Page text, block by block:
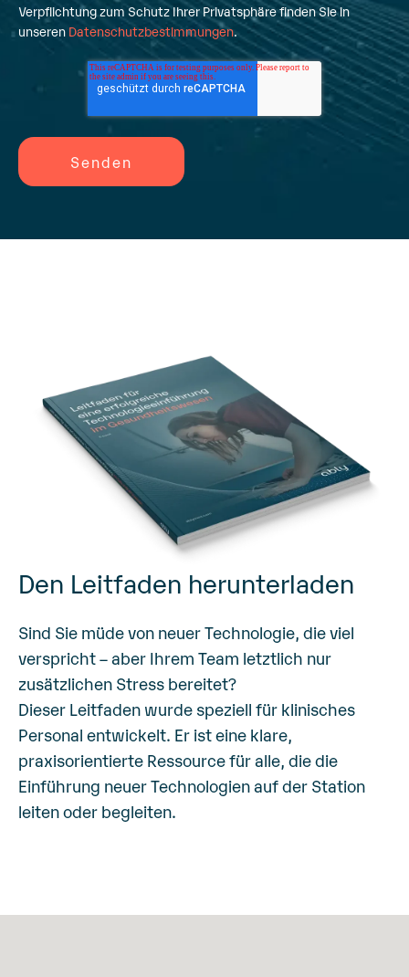
Verpflichtung zum Schutz Ihrer Privatsphäre finden Sie in
unseren Datenschutzbestimmungen.
Den Leitfaden herunterladen
Sind Sie müde von neuer Technologie, die viel
verspricht – aber Ihrem Team letztlich nur
zusätzlichen Stress bereitet?
Dieser Leitfaden wurde speziell für klinisches
Personal entwickelt. Er ist eine klare,
praxisorientierte Ressource für alle, die die
Einführung neuer Technologien auf der Station
leiten oder begleiten.